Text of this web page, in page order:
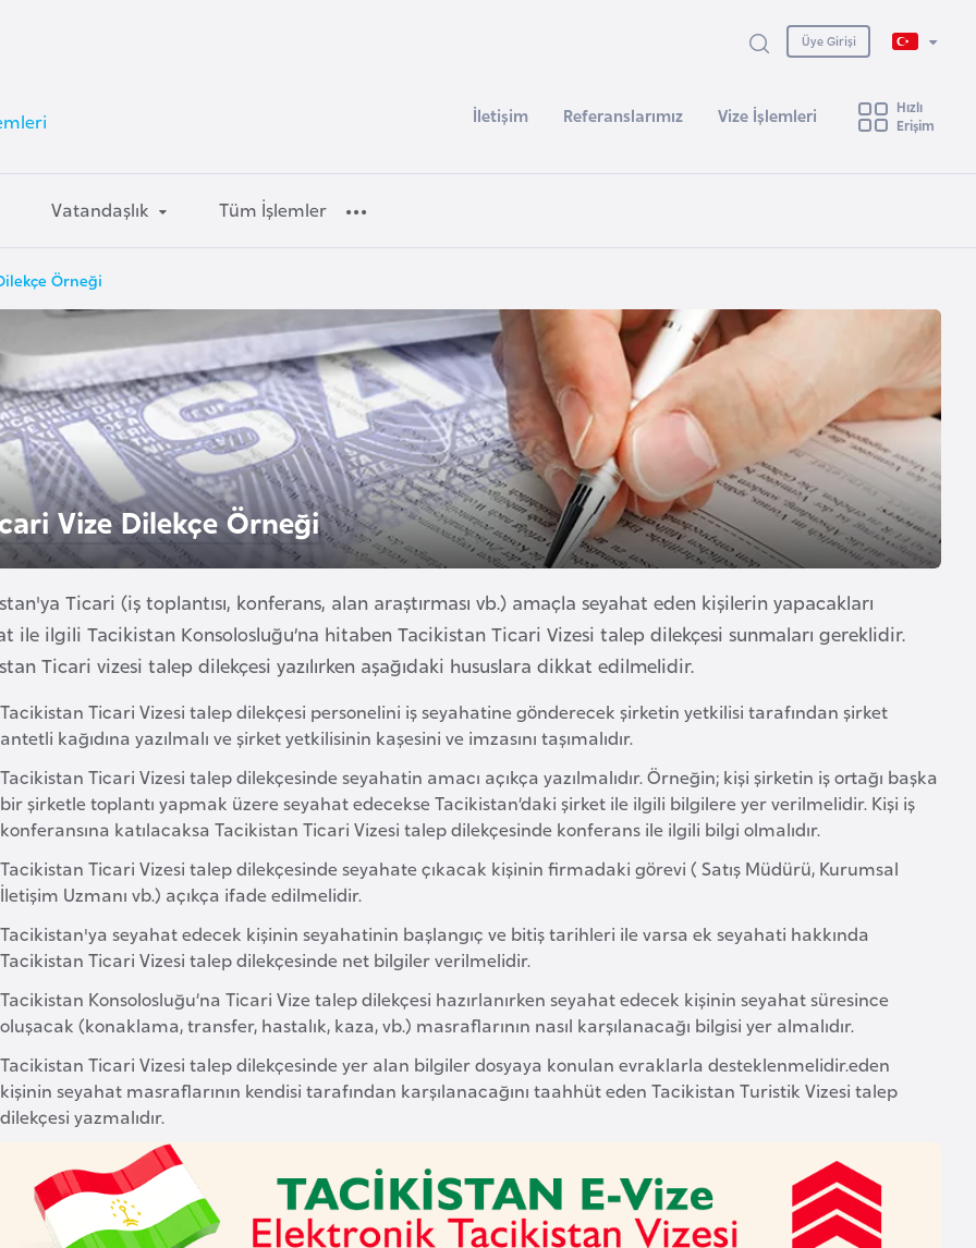
Üye Girişi
İletişim Referanslarımız Vize İşlemleri
Hızlı
Erişim
Vatandaşlık Tüm İşlemler
Örneği
Vize Dilekçe Örneği
Ticari (iş toplantısı, konferans, alan araştırması vb.) amaçla seyahat eden kişilerin yapacakları
ile ilgili Tacikistan Konsolosluğu’na hitaben Tacikistan Ticari Vizesi talep dilekçesi sunmaları gereklidir.
Ticari vizesi talep dilekçesi yazılırken aşağıdaki hususlara dikkat edilmelidir.
Tacikistan Ticari Vizesi talep dilekçesi personelini iş seyahatine gönderecek şirketin yetkilisi tarafından şirket
antetli kağıdına yazılmalı ve şirket yetkilisinin kaşesini ve imzasını taşımalıdır.
Tacikistan Ticari Vizesi talep dilekçesinde seyahatin amacı açıkça yazılmalıdır. Örneğin; kişi şirketin iş ortağı başka
bir şirketle toplantı yapmak üzere seyahat edecekse Tacikistan’daki şirket ile ilgili bilgilere yer verilmelidir. Kişi iş
konferansına katılacaksa Tacikistan Ticari Vizesi talep dilekçesinde konferans ile ilgili bilgi olmalıdır.
Tacikistan Ticari Vizesi talep dilekçesinde seyahate çıkacak kişinin firmadaki görevi ( Satış Müdürü, Kurumsal
İletişim Uzmanı vb.) açıkça ifade edilmelidir.
Tacikistan'ya seyahat edecek kişinin seyahatinin başlangıç ve bitiş tarihleri ile varsa ek seyahati hakkında
Tacikistan Ticari Vizesi talep dilekçesinde net bilgiler verilmelidir.
Tacikistan Konsolosluğu’na Ticari Vize talep dilekçesi hazırlanırken seyahat edecek kişinin seyahat süresince
oluşacak (konaklama, transfer, hastalık, kaza, vb.) masraflarının nasıl karşılanacağı bilgisi yer almalıdır.
Tacikistan Ticari Vizesi talep dilekçesinde yer alan bilgiler dosyaya konulan evraklarla desteklenmelidir.eden
kişinin seyahat masraflarının kendisi tarafından karşılanacağını taahhüt eden Tacikistan Turistik Vizesi talep
dilekçesi yazmalıdır.